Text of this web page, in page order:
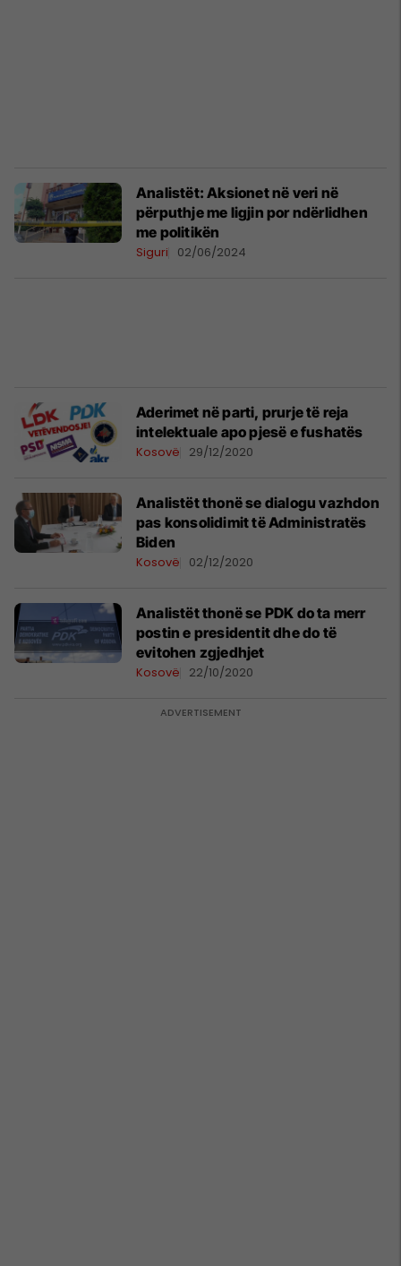
Analistët: Aksionet në veri në
përputhje me ligjin por ndërlidhen
me politikën
Siguri 02/06/2024
Aderimet në parti, prurje të reja
intelektuale apo pjesë e fushatës
Kosovë 29/12/2020
Analistët thonë se dialogu vazhdon
pas konsolidimit të Administratës
Biden
Kosovë 02/12/2020
Analistët thonë se PDK do ta merr
postin e presidentit dhe do të
evitohen zgjedhjet
Kosovë 22/10/2020